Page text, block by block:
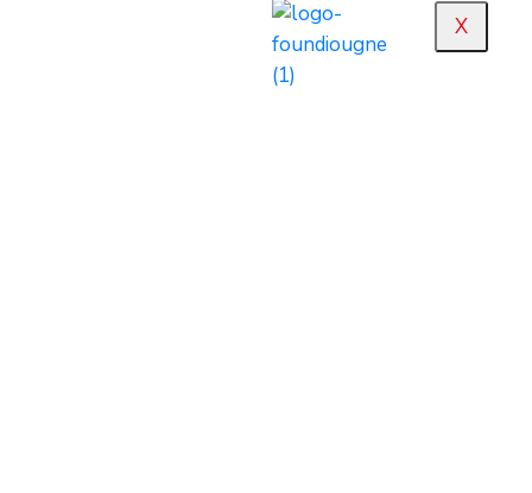
X